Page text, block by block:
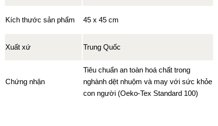
Kích thước sản phẩm 45 x 45 cm
Xuất xứ Trung Quốc
Chứng nhận
Tiêu chuẩn an toàn hoá chất trong
nghành dệt nhuộm và may với sức khỏe
con người (Oeko-Tex Standard 100)